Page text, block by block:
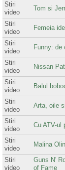
Stiri
video
Tom si
Stiri
video
Femeia
Stiri
video
Funny: de
Stiri
video
Nissan
Stiri
video
Balul
Stiri
video
Arta, oile
Stiri
video
Cu ATV-ul
Stiri
video
Malina
Stiri
video
Guns N'
of Fame